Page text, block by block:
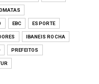
EBC ESPORTE
IBANEIS ROCHA
PREFEITOS